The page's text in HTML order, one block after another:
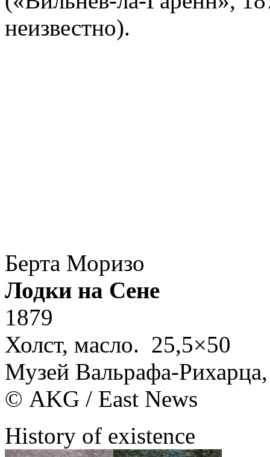
неизвестно).
Берта Моризо
Лодки на Сене
1879
Холст, масло. 25,5×50
Музей Вальрафа-
© AKG / East News
History of existence